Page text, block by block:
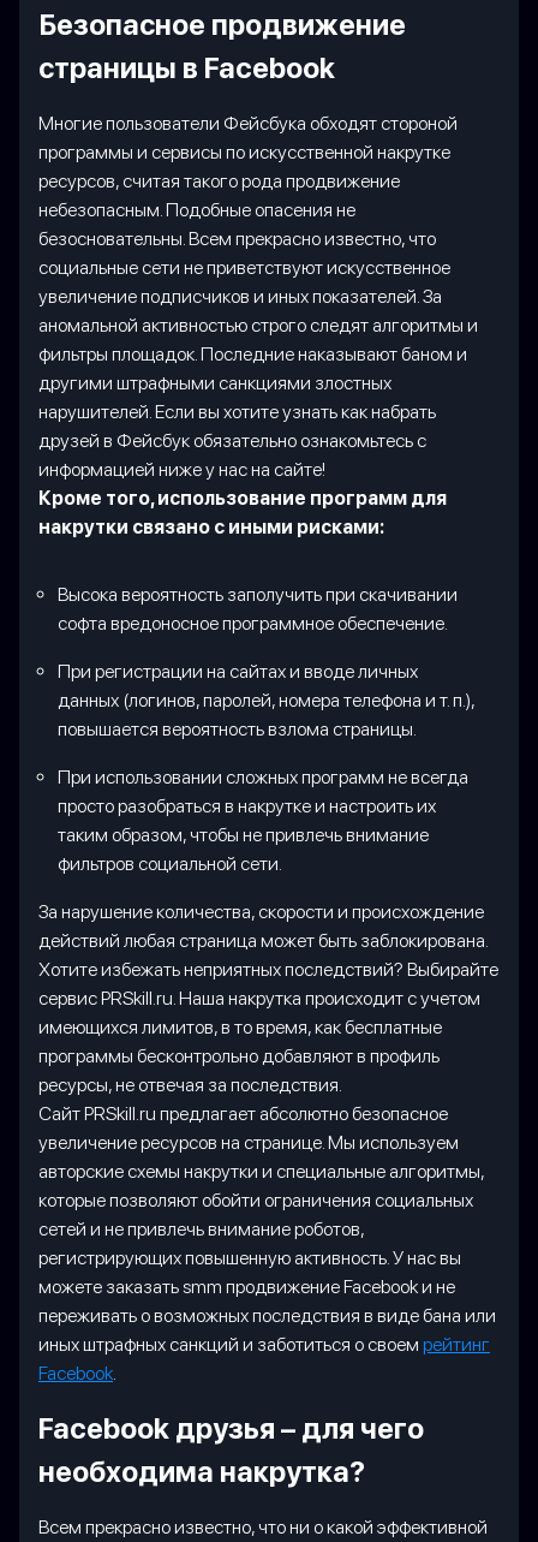
Безопасное продвижение
страницы в Facebook
Многие пользователи Фейсбука обходят стороной
программы и сервисы по искусственной накрутке
ресурсов, считая такого рода продвижение
небезопасным. Подобные опасения не
безосновательны. Всем прекрасно известно, что
социальные сети не приветствуют искусственное
увеличение подписчиков и иных показателей. За
аномальной активностью строго следят алгоритмы и
фильтры площадок. Последние наказывают баном и
другими штрафными санкциями злостных
нарушителей. Если вы хотите узнать как набрать
друзей в Фейсбук обязательно ознакомьтесь с
информацией ниже у нас на сайте!
Кроме того, использование программ для
накрутки связано с иными рисками:
Высока вероятность заполучить при скачивании
софта вредоносное программное обеспечение.
При регистрации на сайтах и вводе личных
данных (логинов, паролей, номера телефона и т. п.),
повышается вероятность взлома страницы.
При использовании сложных программ не всегда
просто разобраться в накрутке и настроить их
таким образом, чтобы не привлечь внимание
фильтров социальной сети.
За нарушение количества, скорости и происхождение
действий любая страница может быть заблокирована.
Хотите избежать неприятных последствий? Выбирайте
сервис PRSkill.ru. Наша накрутка происходит с учетом
имеющихся лимитов, в то время, как бесплатные
программы бесконтрольно добавляют в профиль
ресурсы, не отвечая за последствия.
Сайт PRSkill.ru предлагает абсолютно безопасное
увеличение ресурсов на странице. Мы используем
авторские схемы накрутки и специальные алгоритмы,
которые позволяют обойти ограничения социальных
сетей и не привлечь внимание роботов,
регистрирующих повышенную активность. У нас вы
можете заказать smm продвижение Facebook и не
переживать о возможных последствия в виде бана или
иных штрафных санкций и заботиться о своем рейтинг
Facebook
Facebook друзья – для чего
необходима накрутка?
Всем прекрасно известно, что ни о какой эффективной